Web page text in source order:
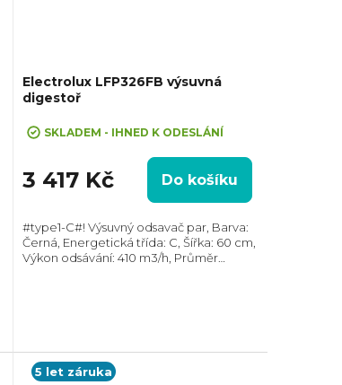
Electrolux LFP326FB výsuvná
digestoř
SKLADEM - IHNED K ODESLÁNÍ
3 417 Kč Do košíku
#type1-C#! Výsuvný odsavač par, Barva:
Černá, Energetická třída: C, Šířka: 60 cm,
Výkon odsávání: 410 m3/h, Průměr
5 let záruka